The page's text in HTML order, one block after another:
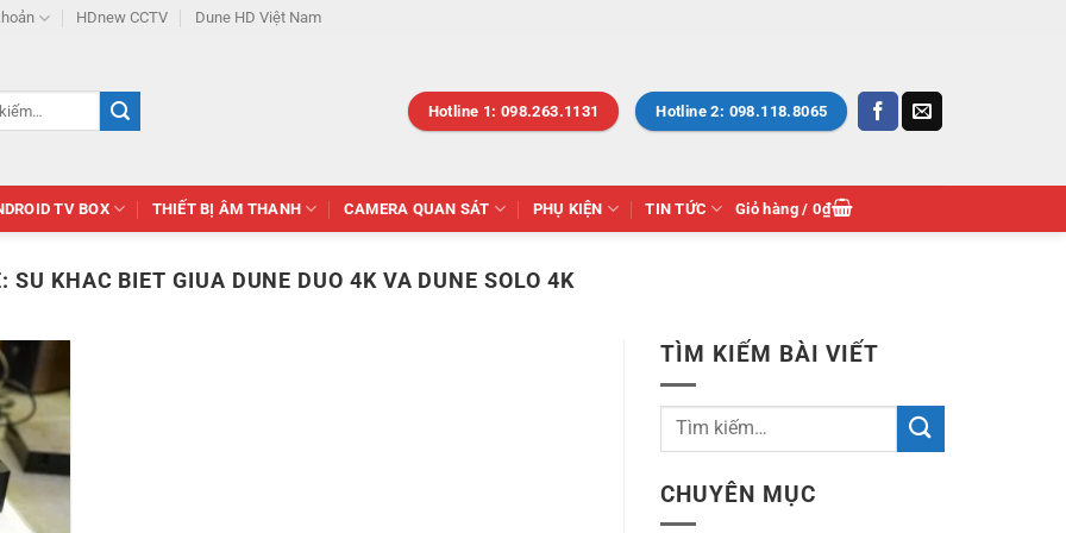
HDnew CCTV Dune HD Việt Nam
Hotline 1: 098.263.1131 Hotline 2: 098.118.8065
TV BOX THIẾT BỊ ÂM THANH CAMERA QUAN SÁT PHỤ KIỆN TIN TỨC Giỏ hàng /0₫
SU KHAC BIET GIUA DUNE DUO 4K VA DUNE SOLO 4K
TÌM KIẾM BÀI VIẾT
CHUYÊN MỤC